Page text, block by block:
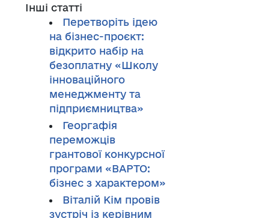
Інші статті
Перетворіть ідею
на бізнес-проєкт:
відкрито набір на
безоплатну «Школу
інноваційного
менеджменту та
підприємництва»
Георгафія
переможців
грантової конкурсної
програми «ВАРТО:
бізнес з характером»
Віталій Кім провів
зустріч із керівним